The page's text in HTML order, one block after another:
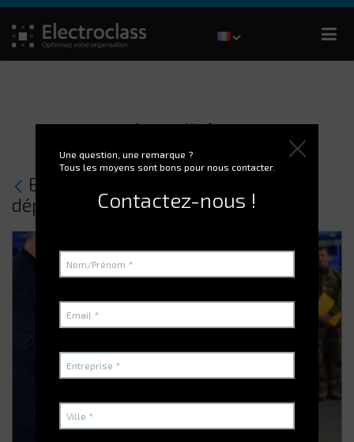
Actualités
ELECTROCLASS a inauguré le
déploiement de son logiciel !
Une question, une remarque ?
Tous les moyens sont bons pour nous contacter.
Contactez-nous !